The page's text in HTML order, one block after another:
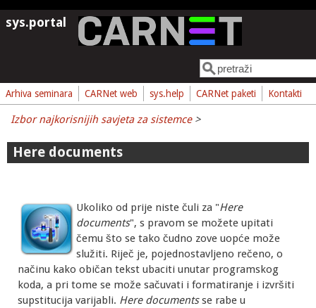
Skoči na glavni sadržaj
sys.portal
Obrazac pretrage
Pretraga
Arhiva seminara CARNet web sys.help CARNet paketi Kontakti
Izbor najkorisnijih savjeta za sistemce>
Here documents
Ukoliko od prije niste čuli za "Here
documents", s pravom se možete upitati
čemu što se tako čudno zove uopće može
služiti. Riječ je, pojednostavljeno rečeno, o
načinu kako običan tekst ubaciti unutar programskog
koda, a pri tome se može sačuvati i formatiranje i izvršiti
supstitucija varijabli. Here documentsse rabe u